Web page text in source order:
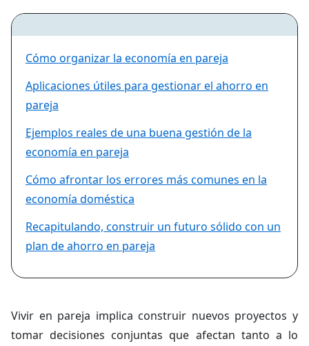
Cómo organizar la economía en pareja
Aplicaciones útiles para gestionar el ahorro en
pareja
Ejemplos reales de una buena gestión de la
economía en pareja
Cómo afrontar los errores más comunes en la
economía doméstica
Recapitulando, construir un futuro sólido con un
plan de ahorro en pareja
Vivir en pareja implica construir nuevos proyectos y
tomar decisiones conjuntas que afectan tanto a lo